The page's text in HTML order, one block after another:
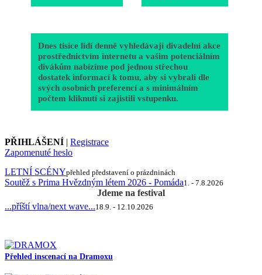
Dnes tisíce lidí denně vyhledávají divadelní akce
prostřednictvím internetu a vašim potenciálním
divákům nabízíme pod jednou střechou
dostatek informací k tomu, aby si vybrali dle
svých osobních preferencí a s minimálním
počtem kliknutí si zajistili vstupenku.
PŘIHLÁŠENÍ | Registrace
Zapomenuté heslo
LETNÍ SCÉNYpřehled představení o prázdninách
Soutěž s Prima Hvězdným létem 2026 - Pomáda1. - 7.8.2026
Jdeme na festival
...příští vlna/next wave...18.9. - 12.10.2026
Přehled inscenací na Dramoxu